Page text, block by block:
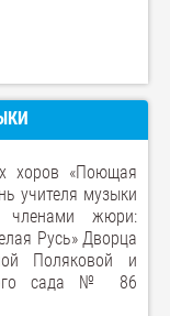
хоров «Поющая
учителя музыки
жюри:
Русь» Дворца
Поляковой и
сада № 86